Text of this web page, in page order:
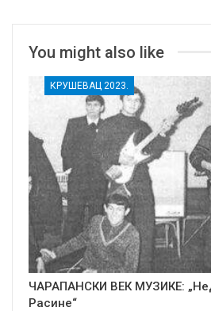
You might also like
КРУШЕВАЦ 2023.
ЧАРАПАНСКИ ВЕК МУЗИКЕ:
Расине“